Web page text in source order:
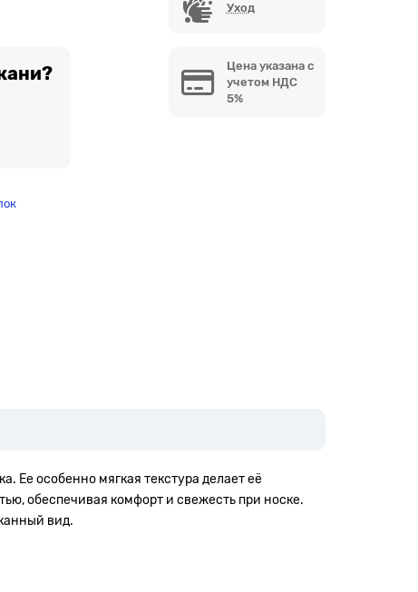
Уход
Цена указана с
учетом НДС
5%
Ее особенно мягкая текстура делает её
обеспечивая комфорт и свежесть при носке.
вид.